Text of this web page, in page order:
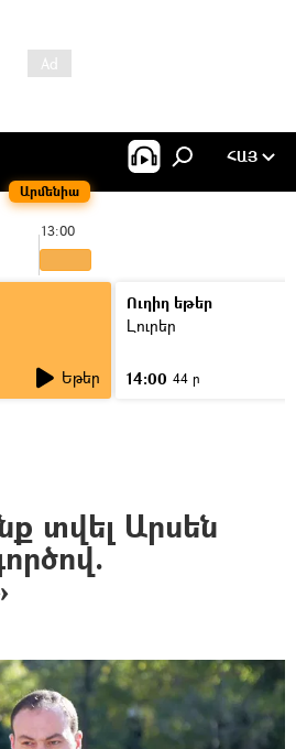
Արմենիա
ՀԱՅ
13:00
Եթեր
Ուղիղ եթեր
Լուրեր
14:00 44 ր
տվել Արսեն